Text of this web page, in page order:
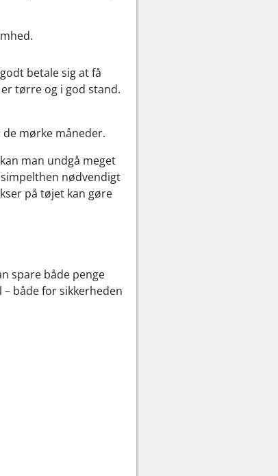
betale sig at få
tørre og i god stand.
mørke måneder.
man undgå meget
nødvendigt
på tøjet kan gøre
spare både penge
både for sikkerheden